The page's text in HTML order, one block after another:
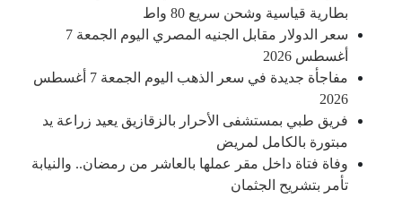
بطارية قياسية وشحن سريع 80 واط
سعر الدولار مقابل الجنيه المصري اليوم الجمعة 7
أغسطس 2026
مفاجأة جديدة في سعر الذهب اليوم الجمعة 7 أغسطس
2026
فريق طبي بمستشفى الأحرار بالزقازيق يعيد زراعة يد
مبتورة بالكامل لمريض
وفاة فتاة داخل مقر عملها بالعاشر من رمضان.. والنيابة
تأمر بتشريح الجثمان